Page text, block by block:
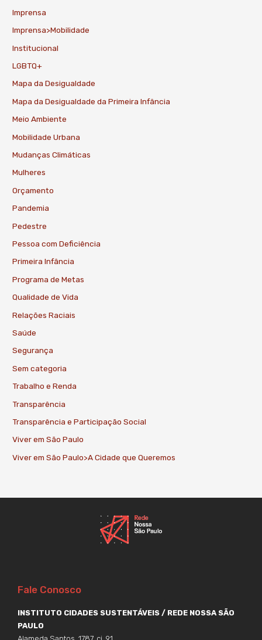
Imprensa
Imprensa>Mobilidade
Institucional
LGBTQ+
Mapa da Desigualdade
Mapa da Desigualdade da Primeira Infância
Meio Ambiente
Mobilidade Urbana
Mudanças Climáticas
Mulheres
Orçamento
Pandemia
Pedestre
Pessoa com Deficiência
Primeira Infância
Programa de Metas
Qualidade de Vida
Relações Raciais
Saúde
Segurança
Sem categoria
Trabalho e Renda
Transparência
Transparência e Participação Social
Viver em São Paulo
Viver em São Paulo>A Cidade que Queremos
Fale Conosco
INSTITUTO CIDADES SUSTENTÁVEIS / REDE NOSSA SÃO
PAULO